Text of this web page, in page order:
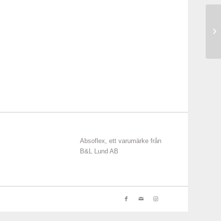
Absoflex, ett varumärke från
B&L Lund AB